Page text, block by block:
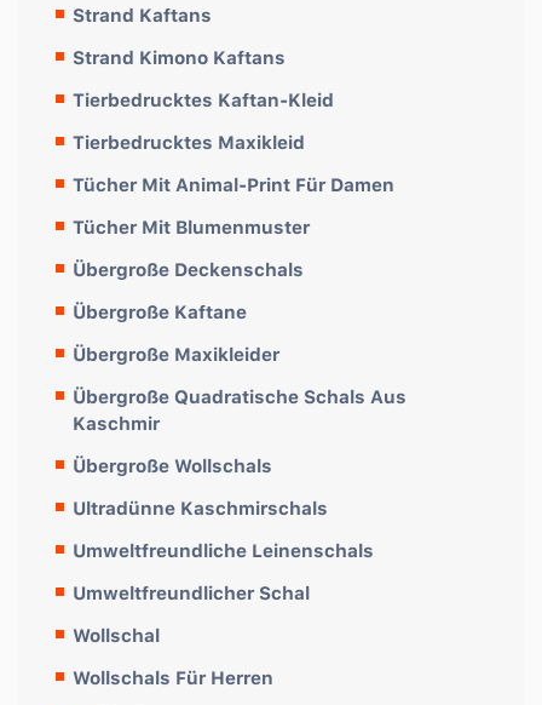
Strand Kaftans
Strand Kimono Kaftans
Tierbedrucktes Kaftan-Kleid
Tierbedrucktes Maxikleid
Tücher Mit Animal-Print Für Damen
Tücher Mit Blumenmuster
Übergroße Deckenschals
Übergroße Kaftane
Übergroße Maxikleider
Übergroße Quadratische Schals Aus
Kaschmir
Übergroße Wollschals
Ultradünne Kaschmirschals
Umweltfreundliche Leinenschals
Umweltfreundlicher Schal
Wollschal
Wollschals Für Herren